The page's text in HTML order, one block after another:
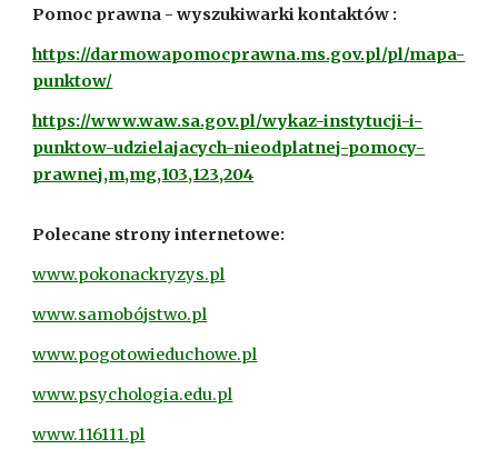
Pomoc prawna - wyszukiwarki kontaktów :
https://darmowapomocprawna.ms.gov.pl/pl/mapa-
punktow/
https://www.waw.sa.gov.pl/wykaz-instytucji-i-
punktow-udzielajacych-nieodplatnej-pomocy-
prawnej,m,mg,103,123,204
Polecane strony internetowe:
www.pokonackryzys.pl
www.samobójstwo.pl
www.pogotowieduchowe.pl
www.psychologia.edu.pl
www.116111.pl